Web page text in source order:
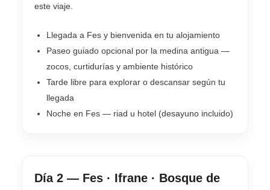
este viaje.
Llegada a Fes y bienvenida en tu alojamiento
Paseo guiado opcional por la medina antigua —
zocos, curtidurías y ambiente histórico
Tarde libre para explorar o descansar según tu
llegada
Noche en Fes — riad u hotel (desayuno incluido)
Día 2 — Fes · Ifrane · Bosque de